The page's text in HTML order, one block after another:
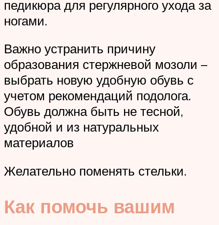
педикюра для регулярного ухода за
ногами.
Важно устранить причину
образования стержневой мозоли –
выбрать новую удобную обувь с
учетом рекомендаций подолога.
Обувь должна быть не тесной,
удобной и из натуральных
материалов
Желательно поменять стельки.
Как помочь вашим